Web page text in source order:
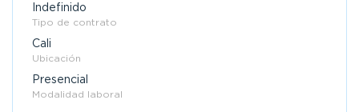
Indefinido
Tipo de contrato
Cali
Ubicación
Presencial
Modalidad laboral